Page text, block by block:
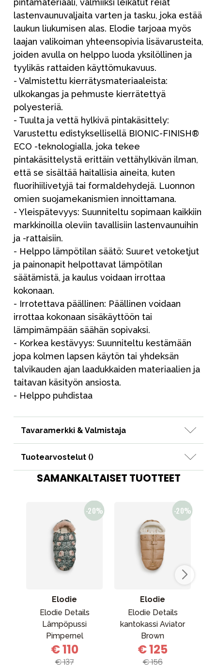
pintamateriaali, valmiiksi leikatut reiät
lastenvaunuvaljaita varten ja tasku, joka estää
laukun liukumisen alas. Elodie tarjoaa myös
laajan valikoiman yhteensopivia lisävarusteita,
joiden avulla on helppo luoda yksilöllinen ja
tyylikäs rattaiden käyttömukavuus.
- Valmistettu kierrätysmateriaaleista:
ulkokangas ja pehmuste kierrätettyä
polyesteriä.
- Tuulta ja vettä hylkivä pintakäsittely:
Varustettu edistyksellisellä BIONIC-FINISH®
ECO -teknologialla, joka tekee
pintakäsittelystä erittäin vettähylkivän ilman,
että se sisältää haitallisia aineita, kuten
fluorihiilivetyjä tai formaldehydejä. Luonnon
omien suojamekanismien innoittamana.
- Yleispätevyys: Suunniteltu sopimaan kaikkiin
markkinoilla oleviin tavallisiin lastenvaunuihin
ja -rattaisiin.
- Helppo lämpötilan säätö: Suuret vetoketjut
ja painonapit helpottavat lämpötilan
säätämistä, ja kaulus voidaan irrottaa
kokonaan.
- Irrotettava päällinen: Päällinen voidaan
irrottaa kokonaan sisäkäyttöön tai
lämpimämpään säähän sopivaksi.
- Korkea kestävyys: Suunniteltu kestämään
jopa kolmen lapsen käytön tai yhdeksän
talvikauden ajan laadukkaiden materiaalien ja
taitavan käsityön ansiosta.
- Helppo puhdistaa
Tavaramerkki & Valmistaja
Tuotearvostelut ()
SAMANKALTAISET TUOTTEET
Elodie
Elodie Details
Lämpöpussi
Pimpernel
€ 110
€ 137
Elodie
Elodie Details
kantokassi Aviator
Brown
€ 125
€ 156